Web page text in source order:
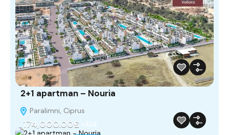
2+1 apartman – Nouria
Paralimni, Ciprus
174,000.00£ +ÁFA